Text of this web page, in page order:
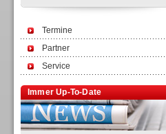
Termine
Partner
Service
Immer Up-To-Date